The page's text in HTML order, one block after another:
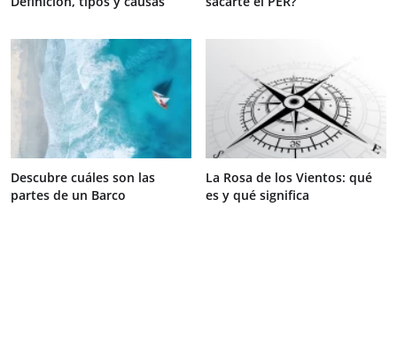
Descubre cuáles son las
partes de un Barco
La Rosa de los Vientos: qué
es y qué significa